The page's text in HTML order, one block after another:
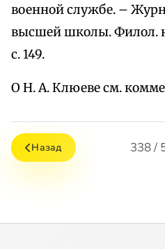
военной службе. –
высшей школы. Филол.
с. 149.
О Н. А. Клюеве см.
Назад 338 /